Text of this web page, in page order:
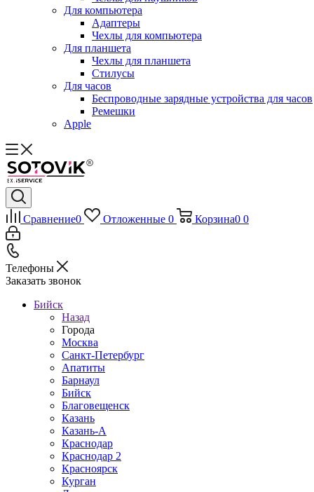
Для компьютера
Адаптеры
Чехлы для компьютера
Для планшета
Чехлы для планшета
Стилусы
Для часов
Беспроводные зарядные устройства для часов
Ремешки
Apple
Сравнение0 Отложенные 0 Корзина0 0
Телефоны
Заказать звонок
Бийск
Назад
Города
Москва
Санкт-Петербург
Апатиты
Барнаул
Бийск
Благовещенск
Казань
Казань-А
Краснодар
Краснодар 2
Красноярск
Курган